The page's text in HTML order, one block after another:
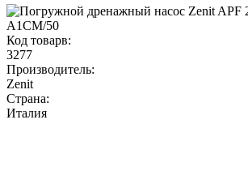
Код товарв:
3277
Производитель:
Zenit
Страна:
Италия